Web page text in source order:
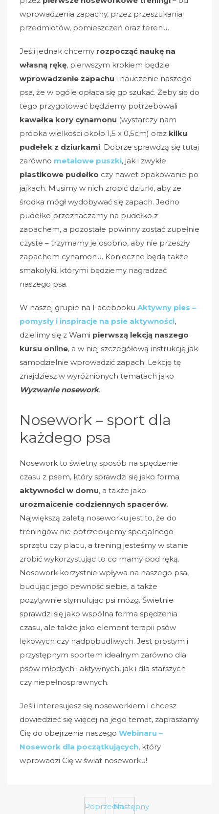
wprowadzenia zapachy, przez przeszukania
przedmiotów, pomieszczeń oraz terenu.
Jeśli jednak chcemy rozpocząć naukę na
własną rękę, pierwszym krokiem będzie
wprowadzenie zapachu i nauczenie naszego
psa, że w ogóle opłaca się go szukać. Żeby się do
tego przygotować będziemy potrzebowali
kawałka kory cynamonu (wystarczy nam
próbka wielkości około 1,5 x 0,5cm) oraz kilku
pudełek z dziurkami. Dobrze sprawdzą się tutaj
zarówno metalowe puszki, jak i zwykłe
plastikowe pudełko czy nawet opakowanie po
jajkach. Musimy w nich zrobić dziurki, aby ze
środka mógł wydobywać się zapach. Jedno
pudełko przeznaczamy na pudełko z
zapachem, a pozostałe powinny zostać zupełnie
czyste – trzymamy je osobno, aby nie przeszły
zapachem cynamonu. Konieczne będą także
smakołyki, którymi będziemy nagradzać
naszego psa.
W naszej grupie na Facebooku Aktywny pies –
pomysły i inspiracje na psie aktywności,
dzielimy się z Wami pierwszą lekcją naszego
kursu online, a w niej szczegółową instrukcję jak
samodzielnie wprowadzić zapach. Lekcję tę
znajdziesz w wyróżnionych tematach jako
Wyzwanie nosework.
Nosework – sport dla
każdego psa
Nosework to świetny sposób na spędzenie
czasu z psem, który sprawdzi się jako forma
aktywności w domu, a także jako
urozmaicenie codziennych spacerów.
Największą zaletą noseworku jest to, że do
treningów nie potrzebujemy specjalnego
sprzętu czy placu, a trening jesteśmy w stanie
zrobić wykorzystując to co mamy pod ręką.
Nosework korzystnie wpływa na naszego psa,
budując jego pewność siebie, a także
pozytywnie stymulując psi mózg. Świetnie
sprawdzi się jako wspólna forma spędzenia
czasu, ale także jako element terapii psów
lękowych czy nadpobudliwych. Jest prostym i
przystępnym sportem idealnym zarówno dla
psów młodych i aktywnych, jak i dla starszych
czy niepełnosprawnych.
Jeśli interesujesz się noseworkiem i chcesz
dowiedzieć się więcej na jego temat, zapraszamy
Cię do obejrzenia naszego Webinaru –
Nosework dla początkujących, który
wprowadzi Cię w świat noseworku!
PoprzedniNastępny